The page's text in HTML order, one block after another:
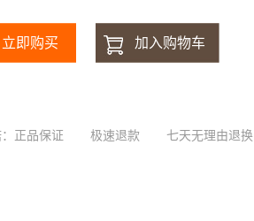
正品保证 极速退款 七天无理由退换